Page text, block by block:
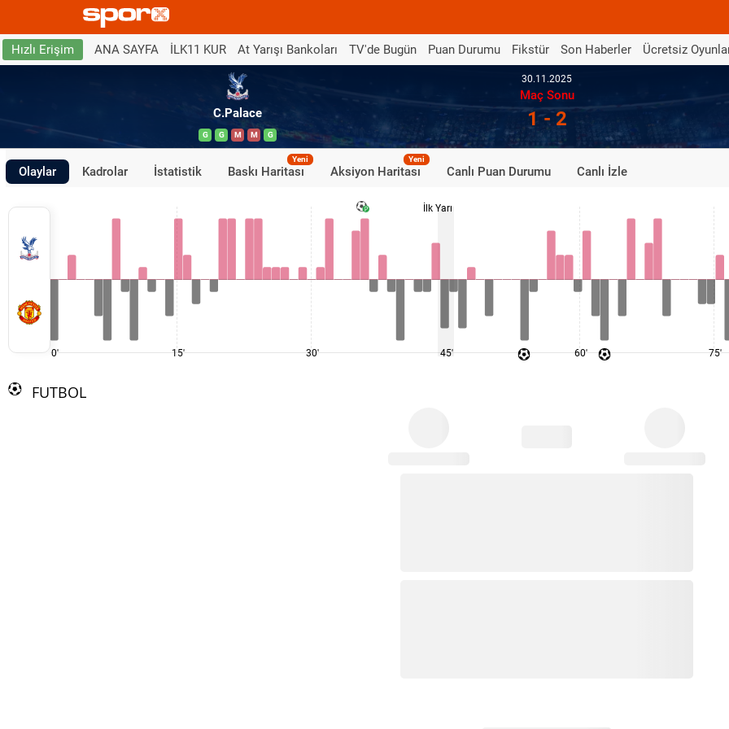
Hızlı Erişim ANA SAYFA İLK11 KUR At Yarışı Bankoları TV'de Bugün Puan Durumu Fikstür Son Haberler Ücretsiz
C.Palace
G G M M G
30.11.2025
Maç Sonu
1 - 2
Olaylar Kadrolar İstatistik Baskı Haritası
Yeni
Aksiyon Haritası
Yeni
Canlı Puan Durumu Canlı İzle
0' 15' 30'
İlk Yarı
45' 60' 75'
FUTBOL